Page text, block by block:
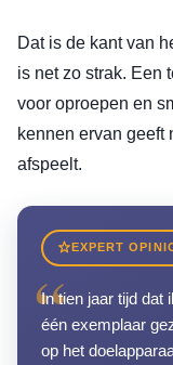
Dat is de kant van
is net zo strak. Een
voor oproepen en
kennen ervan geeft
afspeelt.
EXPERT
“
In tien jaar tijd dat
één exemplaar
op het